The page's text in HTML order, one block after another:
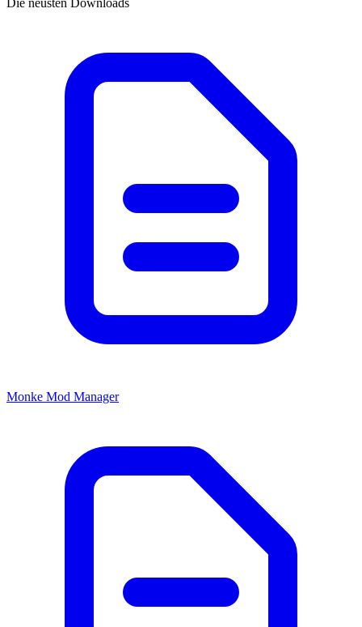
Die neusten Downloads
Monke Mod Manager